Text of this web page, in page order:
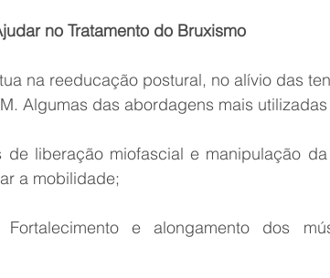
no Tratamento do Bruxismo
na reeducação postural, no alívio das
Algumas das abordagens mais
de liberação miofascial e manipulação
a mobilidade;
Fortalecimento e alongamento dos